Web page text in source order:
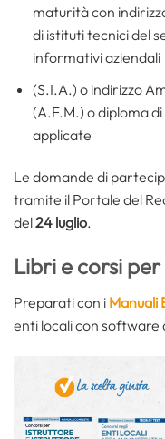
maturità con
di istituti tecnici del
informativi aziendali
(S.I.A.) o indirizzo
(A.F.M.) o diploma
applicate
Le domande di
tramite il Portale del
del24 luglio.
Libri e corsi
Preparati con i Manuali
enti locali con software